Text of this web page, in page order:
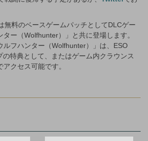
無料のベースゲームパッチとしてDLCゲー
ター（Wolfhunter）」と共に登場します。
ルフハンター（Wolfhunter）」は、ESO
の特典として、またはゲーム内クラウンス
クセス可能です。